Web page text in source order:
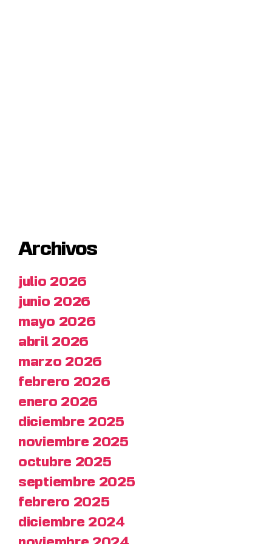
Archivos
julio 2026
junio 2026
mayo 2026
abril 2026
marzo 2026
febrero 2026
enero 2026
diciembre 2025
noviembre 2025
octubre 2025
septiembre 2025
febrero 2025
diciembre 2024